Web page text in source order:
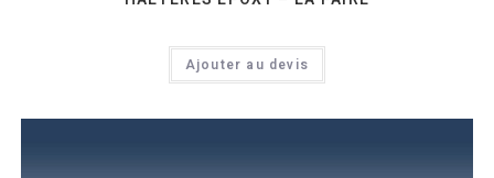
Ajouter au devis